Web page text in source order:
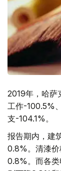
2019年，哈萨
工作-100.5%
支-104.1%。
报告期内，建
0.8%。清漆
0.8%。而各